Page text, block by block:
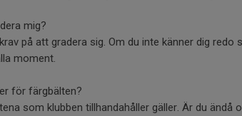
mig?
på att gradera sig. Om du inte känner dig
moment.
för färgbälten?
som klubben tillhandahåller gäller. Är du